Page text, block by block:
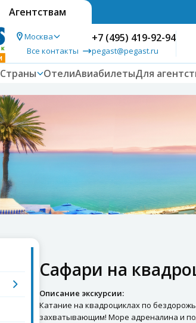
Агентствам
Москва
Все контакты
+7 (495) 419-92-94
pegast@pegast.ru
Страны ОтелиАвиабилетыДля
Сафари на
Описание экскурсии:
Катание на квадроциклах по
захватывающим! Море адреналина и